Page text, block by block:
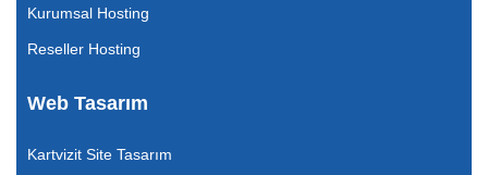
Kurumsal Hosting
Reseller Hosting
Web Tasarım
Kartvizit Site Tasarım